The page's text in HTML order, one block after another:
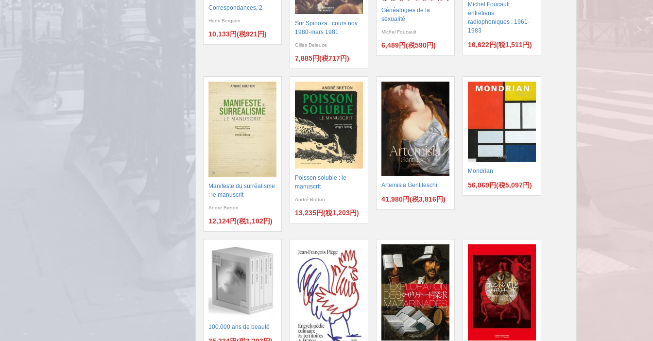
Correspondances, 2
Henri Bergson
10,133円(税921円)
Sur Spinoza : cours nov.
1980-mars 1981
Gilles Deleuze
7,885円(税717円)
Généalogies de la
sexualité
Michel Foucault
6,489円(税590円)
Michel Foucault :
entretiens
radiophoniques : 1961-
1983
16,622円(税1,511円)
Manifeste du surréalisme
: le manuscrit
André Breton
12,124円(税1,102円)
Poisson soluble : le
manuscrit
André Breton
13,235円(税1,203円)
Artemisia Gentileschi
41,980円(税3,816円)
Mondrian
56,069円(税5,097円)
100.000 ans de beauté